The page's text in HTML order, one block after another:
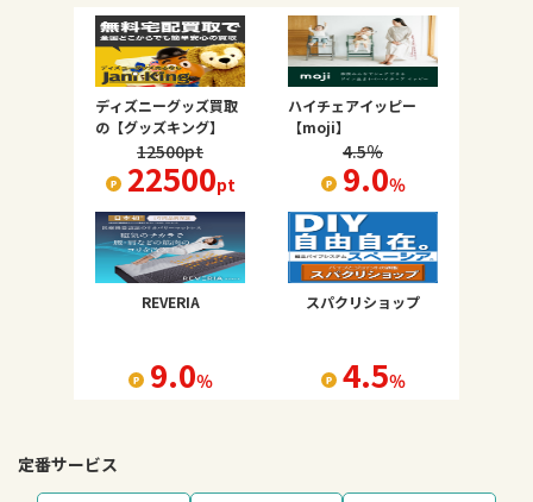
ディズニーグッズ買取
の【グッズキング】
12500pt
22500pt
ハイチェアイッピー
【moji】
4.5％
9.0％
REVERIA
9.0％
スパクリショップ
4.5％
定番サービス